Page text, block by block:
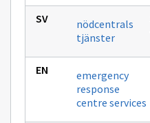
nödcentrals
tjänster
emergency
response
centre services